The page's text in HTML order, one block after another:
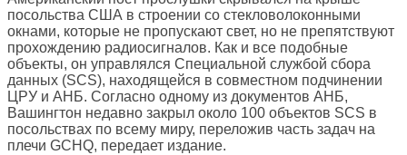
посольства США в строении со стекловолоконными
окнами, которые не пропускают свет, но не препятствуют
прохождению радиосигналов. Как и все подобные
объекты, он управлялся Специальной службой сбора
данных (SCS), находящейся в совместном подчинении
ЦРУ и АНБ. Согласно одному из документов АНБ,
Вашингтон недавно закрыл около 100 объектов SCS в
посольствах по всему миру, переложив часть задач на
плечи GCHQ, передает издание.